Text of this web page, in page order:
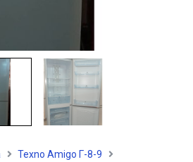
Texno Amigo Г-8-9